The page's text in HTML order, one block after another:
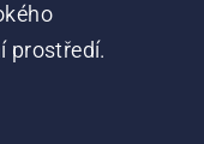
prostředí.